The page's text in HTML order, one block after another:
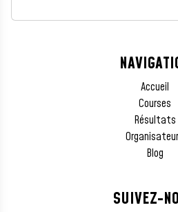
Accueil
Courses
Résultats
Blog
SUIVEZ-